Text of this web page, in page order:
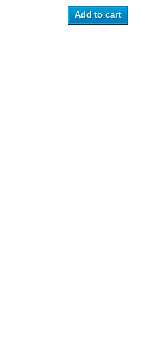
Add to cart